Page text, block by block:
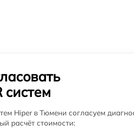
систем
Hiper в Тюмени согласуем
расчёт стоимости: